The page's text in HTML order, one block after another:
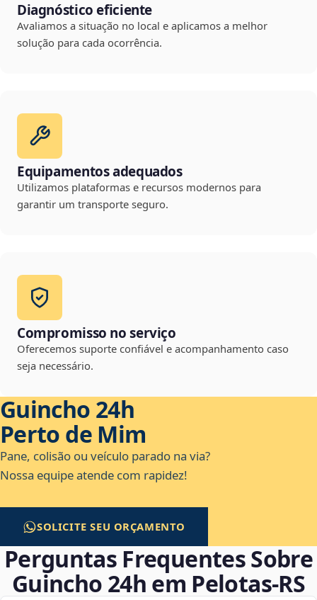
Diagnóstico eficiente
Avaliamos a situação no local e aplicamos a melhor
solução para cada ocorrência.
Equipamentos adequados
Utilizamos plataformas e recursos modernos para
garantir um transporte seguro.
Compromisso no serviço
Oferecemos suporte confiável e acompanhamento caso
seja necessário.
Guincho 24h
Perto de Mim
Pane, colisão ou veículo parado na via?
Nossa equipe atende com rapidez!
SOLICITE SEU ORÇAMENTO
Perguntas Frequentes Sobre
Guincho 24h em Pelotas‑RS